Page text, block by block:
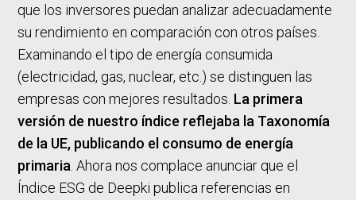
que los inversores puedan analizar adecuadamente
su rendimiento en comparación con otros países.
Examinando el tipo de energía consumida
(electricidad, gas, nuclear, etc.) se distinguen las
empresas con mejores resultados. La primera
versión de nuestro índice reflejaba la Taxonomía
de la UE, publicando el consumo de energía
primaria . Ahora nos complace anunciar que el
Índice ESG de Deepki publica referencias en